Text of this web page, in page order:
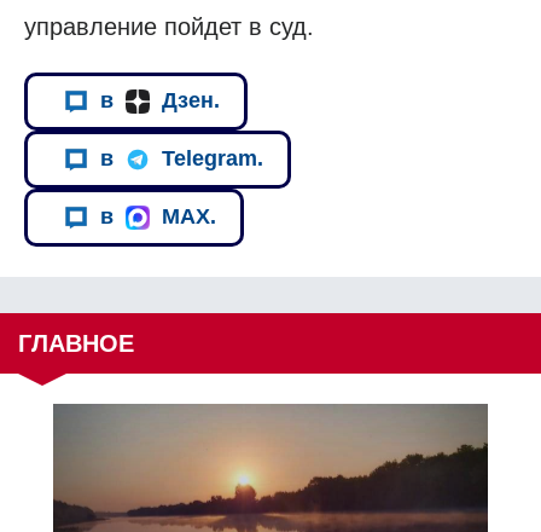
управление пойдет в суд.
в Дзен.
в Telegram.
в MAX.
ГЛАВНОЕ